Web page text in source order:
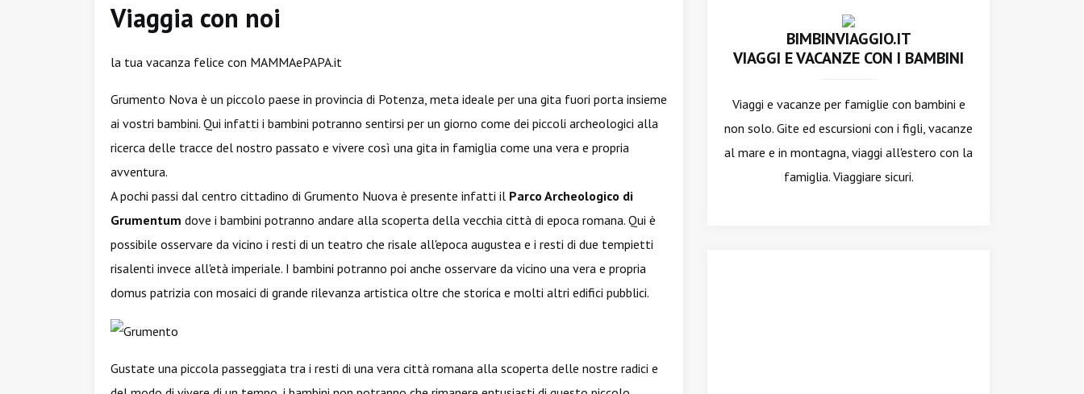
Viaggia con noi
la tua vacanza felice con MAMMAePAPA.it
Grumento Nova è un piccolo paese in provincia di Potenza, meta ideale per una gita fuori porta insieme
ai vostri bambini. Qui infatti i bambini potranno sentirsi per un giorno come dei piccoli archeologici alla
ricerca delle tracce del nostro passato e vivere così una gita in famiglia come una vera e propria
avventura.
A pochi passi dal centro cittadino di Grumento Nuova è presente infatti il Parco Archeologico di
Grumentum dove i bambini potranno andare alla scoperta della vecchia città di epoca romana. Qui è
possibile osservare da vicino i resti di un teatro che risale all'epoca augustea e i resti di due tempietti
risalenti invece all'età imperiale. I bambini potranno poi anche osservare da vicino una vera e propria
domus patrizia con mosaici di grande rilevanza artistica oltre che storica e molti altri edifici pubblici.
Gustate una piccola passeggiata tra i resti di una vera città romana alla scoperta delle nostre radici e
BIMBINVIAGGIO.IT
VIAGGI E VACANZE CON I BAMBINI
Viaggi e vacanze per famiglie con bambini e
non solo. Gite ed escursioni con i figli, vacanze
al mare e in montagna, viaggi all'estero con la
famiglia. Viaggiare sicuri.